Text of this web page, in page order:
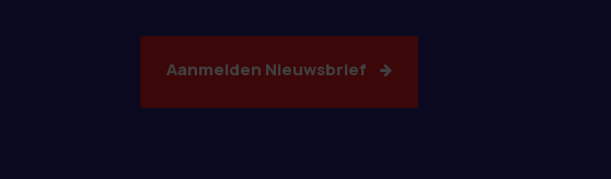
Aanmelden Nieuwsbrief